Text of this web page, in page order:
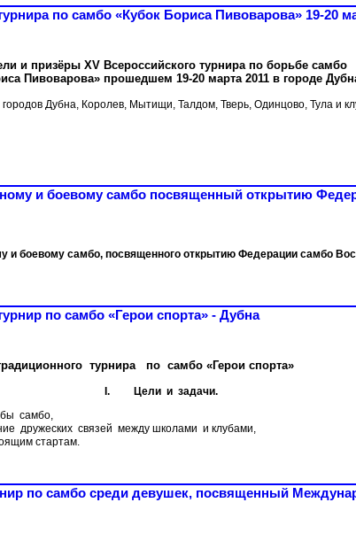
по самбо «Кубок Бориса Пивоварова» 19-20
и призёры XV Всероссийского турнира по борьбе самбо
Пивоварова» прошедшем 19-20 марта 2011 в городе
Дубна, Королев, Мытищи, Талдом, Тверь, Одинцово, Тула и
и боевому самбо посвященный открытию
и боевому самбо, посвященного открытию Федерации самбо
по самбо «Герои спорта» - Дубна
турнира по самбо «Герои спорта»
I. Цели и задачи.
самбо,
дружеских связей между школами и клубами,
стартам.
по самбо среди девушек, посвященный